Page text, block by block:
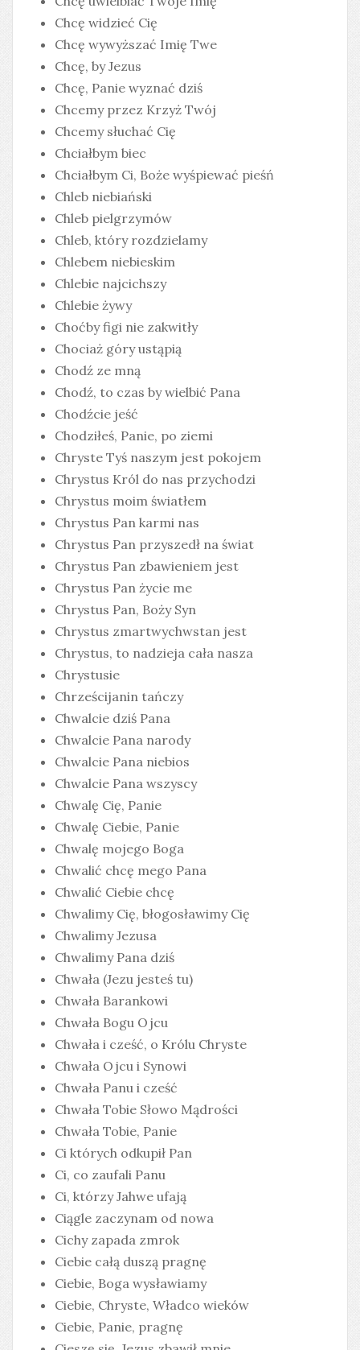
Chcę widzieć Cię
Chcę wywyższać Imię Twe
Chcę, by Jezus
Chcę, Panie wyznać dziś
Chcemy przez Krzyż Twój
Chcemy słuchać Cię
Chciałbym biec
Chciałbym Ci, Boże wyśpiewać pieśń
Chleb niebiański
Chleb pielgrzymów
Chleb, który rozdzielamy
Chlebem niebieskim
Chlebie najcichszy
Chlebie żywy
Choćby figi nie zakwitły
Chociaż góry ustąpią
Chodź ze mną
Chodź, to czas by wielbić Pana
Chodźcie jeść
Chodziłeś, Panie, po ziemi
Chryste Tyś naszym jest pokojem
Chrystus Król do nas przychodzi
Chrystus moim światłem
Chrystus Pan karmi nas
Chrystus Pan przyszedł na świat
Chrystus Pan zbawieniem jest
Chrystus Pan życie me
Chrystus Pan, Boży Syn
Chrystus zmartwychwstan jest
Chrystus, to nadzieja cała nasza
Chrystusie
Chrześcijanin tańczy
Chwalcie dziś Pana
Chwalcie Pana narody
Chwalcie Pana niebios
Chwalcie Pana wszyscy
Chwalę Cię, Panie
Chwalę Ciebie, Panie
Chwalę mojego Boga
Chwalić chcę mego Pana
Chwalić Ciebie chcę
Chwalimy Cię, błogosławimy Cię
Chwalimy Jezusa
Chwalimy Pana dziś
Chwała (Jezu jesteś tu)
Chwała Barankowi
Chwała Bogu Ojcu
Chwała i cześć, o Królu Chryste
Chwała Ojcu i Synowi
Chwała Panu i cześć
Chwała Tobie Słowo Mądrości
Chwała Tobie, Panie
Ci których odkupił Pan
Ci, co zaufali Panu
Ci, którzy Jahwe ufają
Ciągle zaczynam od nowa
Cichy zapada zmrok
Ciebie całą duszą pragnę
Ciebie, Boga wysławiamy
Ciebie, Chryste, Władco wieków
Ciebie, Panie, pragnę